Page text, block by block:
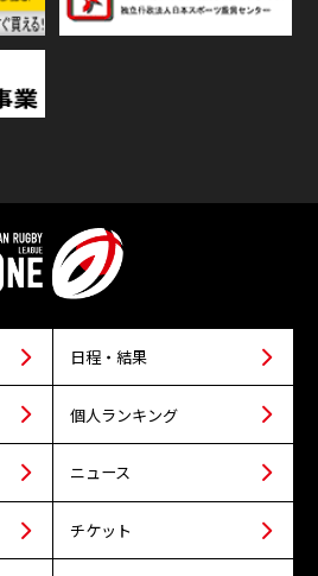
日程・結果
個人ランキング
ニュース
チケット